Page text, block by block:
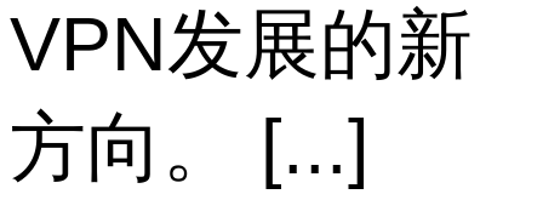
VPN发展的新
方向。 [...]